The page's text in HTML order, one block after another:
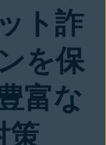
ト詐
を保
富な
策